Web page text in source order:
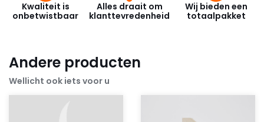
Kwaliteit is
onbetwistbaar
Alles draait om
klanttevredenheid
Wij bieden een
totaalpakket
Andere producten
Wellicht ook iets voor u